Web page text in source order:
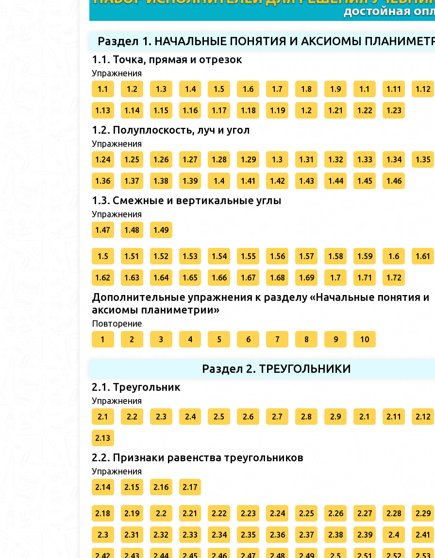
Раздел 1. НАЧАЛЬНЫЕ ПОНЯТИЯ И АКСИОМЫ
1.1. Точка, прямая и отрезок
Упражнения
1.1 1.2 1.3 1.4 1.5 1.6 1.7 1.8 1.9 1.1 1.11 1.12
1.13 1.14 1.15 1.16 1.17 1.18 1.19 1.2 1.21 1.22 1.23
1.2. Полуплоскость, луч и угол
Упражнения
1.24 1.25 1.26 1.27 1.28 1.29 1.3 1.31 1.32 1.33 1.34 1.35
1.36 1.37 1.38 1.39 1.4 1.41 1.42 1.43 1.44 1.45 1.46
1.3. Смежные и вертикальные углы
Упражнения
1.47 1.48 1.49
1.5 1.51 1.52 1.53 1.54 1.55 1.56 1.57 1.58 1.59 1.6 1.61
1.62 1.63 1.64 1.65 1.66 1.67 1.68 1.69 1.7 1.71 1.72
Дополнительные упражнения к разделу «Начальные понятия и
аксиомы планиметрии»
Повторение
1 2 3 4 5 6 7 8 9 10
Раздел 2. ТРЕУГОЛЬНИКИ
2.1. Треугольник
Упражнения
2.1 2.2 2.3 2.4 2.5 2.6 2.7 2.8 2.9 2.1 2.11 2.12
2.13
2.2. Признаки равенства треугольников
Упражнения
2.14 2.15 2.16 2.17
2.18 2.19 2.2 2.21 2.22 2.23 2.24 2.25 2.26 2.27 2.28 2.29
2.3 2.31 2.32 2.33 2.34 2.35 2.36 2.37 2.38 2.39 2.4 2.41
2.42 2.43 2.44 2.45 2.46 2.47 2.48 2.49 2.5 2.51 2.52 2.53